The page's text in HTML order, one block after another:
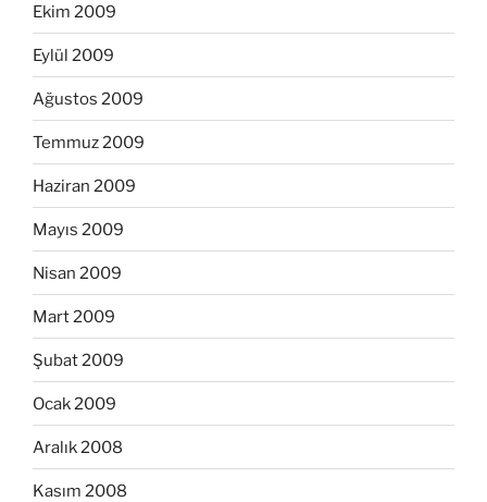
Ekim 2009
Eylül 2009
Ağustos 2009
Temmuz 2009
Haziran 2009
Mayıs 2009
Nisan 2009
Mart 2009
Şubat 2009
Ocak 2009
Aralık 2008
Kasım 2008